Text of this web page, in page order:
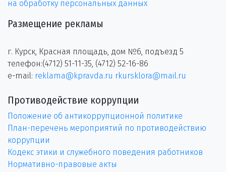
на обработку персональных данных
Размещение рекламы
г. Курск, Красная площадь, дом №6, подъезд 5
телефон:(4712) 51-11-35, (4712) 52-16-86
e-mail: reklama@kpravda.ru rkursklora@mail.ru
Противодействие коррупции
Положение об антикоррупционной политике
План-перечень мероприятий по противодействию
коррупции
Кодекс этики и служебного поведения работников
Нормативно-правовые акты